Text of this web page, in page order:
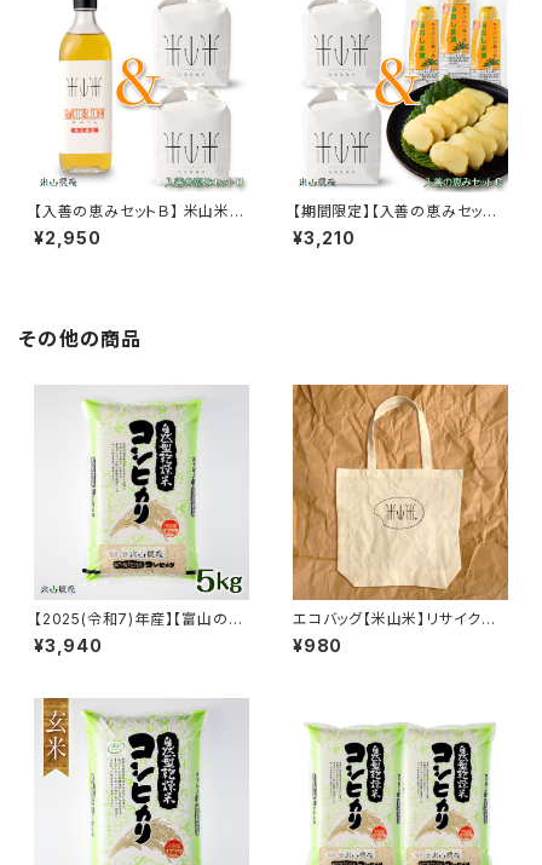
【入善の恵みセットＢ】 米山米
本みりん（1本）＆ 米山米（白米・
専用パッケージ合計2㎏）
¥2,950
【期間限定】【入善の恵みセット
Ｃ】米山米（白米・専用パッケー
ジ合計2㎏）＆あおしま漬け(3
¥3,210
その他の商品
【2025(令和7)年産】【富山の
米】【白米5kg】特別栽培米 自然
型乾燥コシヒカリ「米山米」【富
¥3,940
エコバッグ【米山米】リサイクル
コットン100％
¥980